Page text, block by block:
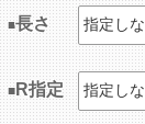
長さ
R指定